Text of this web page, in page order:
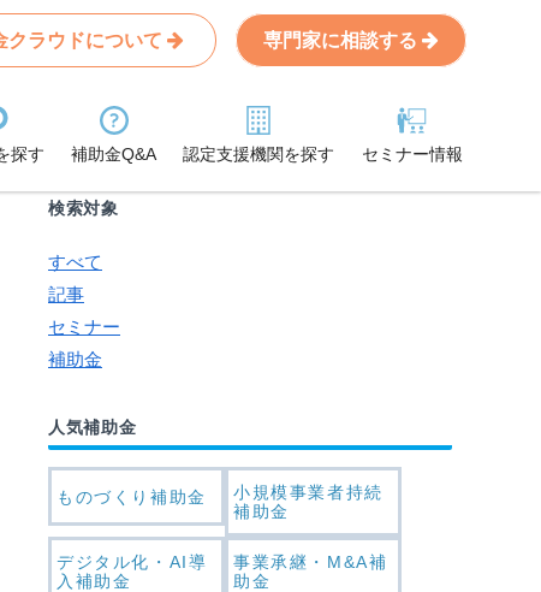
クラウドについて 専門家に相談する
探す 補助金Q&A 認定支援機関を探す セミナー情報
Search
条件から記事を探す
検索対象
すべて
記事
セミナー
補助金
人気補助金
ものづくり補助金
小規模事業者持続
補助金
デジタル化・AI導
入補助金
事業承継・M&A補
助金